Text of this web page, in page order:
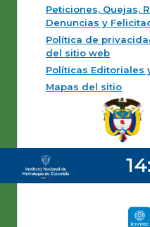
Peticiones, Quejas,
Denuncias y
Política de
del sitio web
Políticas Editoriales
Mapas del sitio